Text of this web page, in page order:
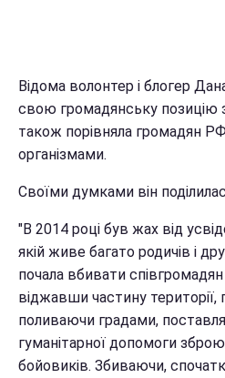
Відома волонтер і блогер
свою громадянську позицію
також порівняла громадян
організмами.
Своїми думками він
"В 2014 році був жах від
якій живе багато родичів і
почала вбивати
віджавши частину території,
поливаючи градами,
гуманітарної допомоги зброю
бойовиків. Збиваючи,